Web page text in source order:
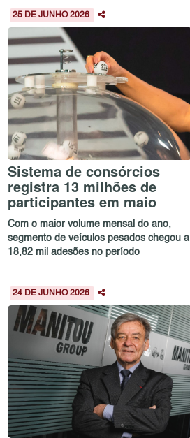
25 DE JUNHO 2026
Sistema de consórcios
registra 13 milhões de
participantes em maio
Com o maior volume mensal do ano,
segmento de veículos pesados chegou a
18,82 mil adesões no período
24 DE JUNHO 2026